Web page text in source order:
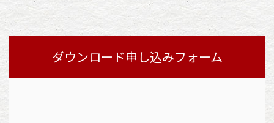
ダウンロード申し込みフォーム